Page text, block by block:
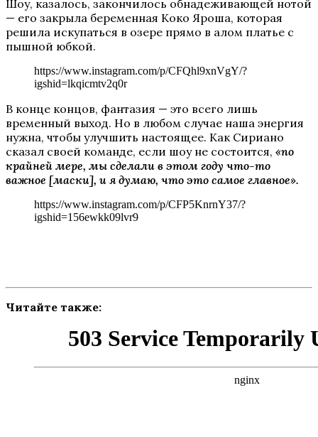
Шоу, казалось, закончилось обнадеживающей нотой
— его закрыла беременная Коко Яроша, которая
решила искупаться в озере прямо в алом платье с
пышной юбкой.
https://www.instagram.com/p/CFQhl9xnVgY/?
igshid=lkqicmtv2q0r
В конце концов, фантазия — это всего лишь
временный выход. Но в любом случае наша энергия
нужна, чтобы улучшить настоящее. Как Сириано
сказал своей команде, если шоу не состоится, «по
крайней мере, мы сделали в этом году что-то
важное [маски], и я думаю, что это самое главное».
https://www.instagram.com/p/CFP5KnrnY37/?
igshid=156ewkk09lvr9
Читайте также: